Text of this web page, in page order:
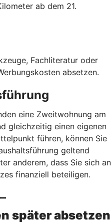
ab dem 21.
Fachliteratur oder
absetzen.
eine Zweitwohnung am
gleichzeitig einen eigenen
führen, können Sie
geltend
anderem, dass Sie sich an
finanziell beteiligen.
später absetzen